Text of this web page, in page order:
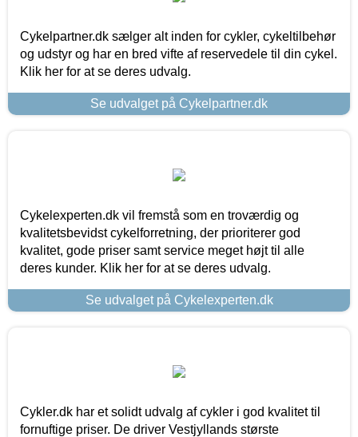
Cykelpartner.dk sælger alt inden for cykler, cykeltilbehør
og udstyr og har en bred vifte af reservedele til din cykel.
Klik her for at se deres udvalg.
Se udvalget på Cykelpartner.dk
Cykelexperten.dk vil fremstå som en troværdig og
kvalitetsbevidst cykelforretning, der prioriterer god
kvalitet, gode priser samt service meget højt til alle
deres kunder. Klik her for at se deres udvalg.
Se udvalget på Cykelexperten.dk
Cykler.dk har et solidt udvalg af cykler i god kvalitet til
fornuftige priser. De driver Vestjyllands største